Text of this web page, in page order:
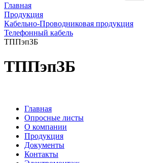
Главная
Продукция
Кабельно-Проводниковая продукция
Телефонный кабель
ТППэпЗБ
ТППэпЗБ
Главная
Опросные листы
О компании
Продукция
Документы
Контакты